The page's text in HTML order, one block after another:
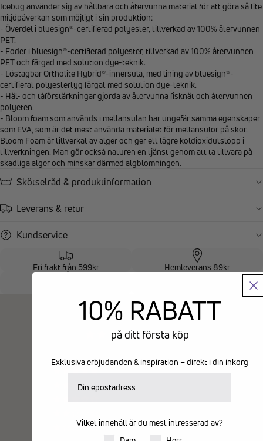
Icebug använder sig av hållbara och återvunna material för att göra så lite
miljöpåverkan som möjligt i sin produktion:
- Överdel i bluesign®-certifierad polyester, tillverkad av 100% återvunnen
PET.
- Foder i bluesign®-certifierad polyester, tillverkad av 100% återvunnen
PET och färgad med solution dye-teknik.
- Löstagbar Ortholite Hybrid®-innersula, med lining av bluesign®-
certifierat polyestertyg färgat med solution dye-teknik.
- Häl- och tåförstärkningar gjorda av återvunna fisknät och återvunnen
polyeten.
- Bloom foam som används i mellansulan har ungefär samma egenskaper
som EVA, som är det mest använda materialet för mellansulor på skor.
Bloom Foam är tillverkat av alger och ger ett lägre koldioxidutslöpp i
tillverkningen. Man gör också naturen en tjänst genom att ta tillvara på
skadliga alger och minskar därmed algblomningen.
Skötselråd & produktinformation
Leverans & retur
Kundservice
Fri frakt från 599kr Hemleverans 89kr
Kundrecensioner
3.50 av 5
0
10% RABATT
på ditt första köp
Exklusiva erbjudanden & inspiration – direkt i din inkorg
Vilket innehåll är du mest intresserad av?
Produkter för dam eller herr